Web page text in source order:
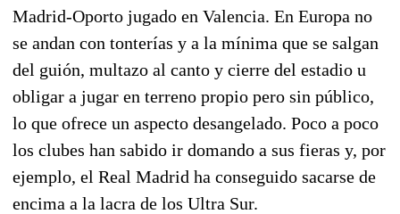
Madrid-Oporto jugado en Valencia. En Europa no
se andan con tonterías y a la mínima que se salgan
del guión, multazo al canto y cierre del estadio u
obligar a jugar en terreno propio pero sin público,
lo que ofrece un aspecto desangelado. Poco a poco
los clubes han sabido ir domando a sus fieras y, por
ejemplo, el Real Madrid ha conseguido sacarse de
encima a la lacra de los Ultra Sur.